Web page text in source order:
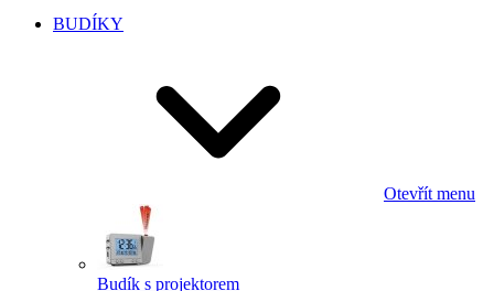
BUDÍKY
Otevřít menu
Budík s projektorem